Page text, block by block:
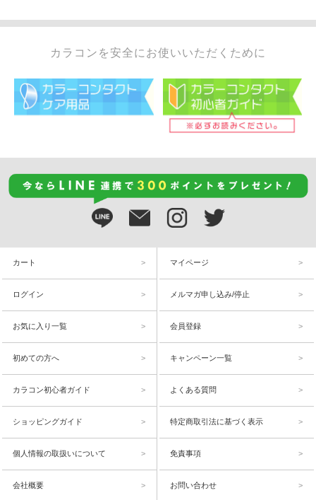
カラコンを安全にお使いいただくために
カート マイページ
ログイン メルマガ申し込み/停止
お気に入り一覧 会員登録
初めての方へ キャンペーン一覧
カラコン初心者ガイド よくある質問
ショッピングガイド 特定商取引法に基づく表示
個人情報の取扱いについて 免責事項
会社概要 お問い合わせ